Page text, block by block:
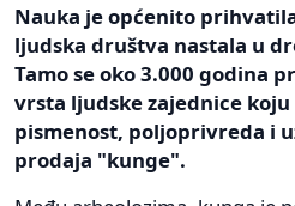
Nauka je općenito
ljudska društva nastala u
Tamo se oko 3.000 godina
vrsta ljudske zajednice koju
pismenost, poljoprivreda i
prodaja "kunge".